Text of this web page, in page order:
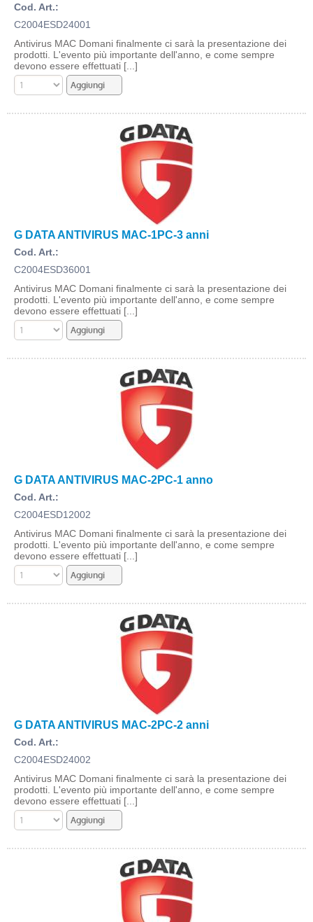
Cod. Art.:
C2004ESD24001
Antivirus MAC Domani finalmente ci sarà la presentazione dei
prodotti. L'evento più importante dell'anno, e come sempre
devono essere effettuati [...]
G DATA ANTIVIRUS MAC-1PC-3 anni
Cod. Art.:
C2004ESD36001
Antivirus MAC Domani finalmente ci sarà la presentazione dei
prodotti. L'evento più importante dell'anno, e come sempre
devono essere effettuati [...]
G DATA ANTIVIRUS MAC-2PC-1 anno
Cod. Art.:
C2004ESD12002
Antivirus MAC Domani finalmente ci sarà la presentazione dei
prodotti. L'evento più importante dell'anno, e come sempre
devono essere effettuati [...]
G DATA ANTIVIRUS MAC-2PC-2 anni
Cod. Art.:
C2004ESD24002
Antivirus MAC Domani finalmente ci sarà la presentazione dei
prodotti. L'evento più importante dell'anno, e come sempre
devono essere effettuati [...]